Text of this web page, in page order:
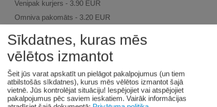
Venipak kurjers - 3.90 EUR
Omniva pakomāts - 3.20 EUR
Apmaksa
Apraksts
Sīkdatnes, kuras mēs
vēlētos izmantot
Šeit jūs varat apskatīt un pielāgot pakalpojumus (un tiem
atbilstošās sīkdatnes), kurus mēs vēlētos izmantot šajā
vietnē. Jūs kontrolējat situāciju! Iespējojiet vai atspējojiet
pakalpojumus pēc saviem ieskatiem. Vairāk informācijas